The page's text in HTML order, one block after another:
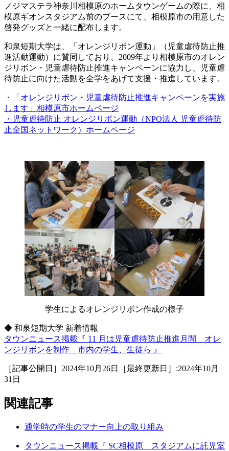
ノジマステラ神奈川相模原のホームタウンゲームの際に、相
模原ギオンスタジアム前のブースにて、相模原市の用意した
啓発グッズと一緒に配布します。
和泉短期大学は、「オレンジリボン運動」（児童虐待防止推
進活動運動）に賛同しており、2009年より相模原市のオレン
ジリボン・児童虐待防止推進キャンペーンに協力し、児童虐
待防止に向けた活動を全学をあげて支援・推進しています。
・「オレンジリボン・児童虐待防止推進キャンペーンを実施
します」相模原市ホームページ
・児童虐待防止 オレンジリボン運動（NPO法人 児童虐待防
止全国ネットワーク）ホームページ
学生によるオレンジリボン作成の様子
◆ 和泉短期大学 新着情報
タウンニュース掲載『 11 月は児童虐待防止推進月間 オレ
ンジリボンを制作 市内の学生、生徒ら 』
［記事公開日］2024年10月26日［最終更新日］:2024年10月
31日
関連記事
通学時の学生のマナー向上の取り組み
タウンニュース掲載『 SC相模原 スタジアムに託児室